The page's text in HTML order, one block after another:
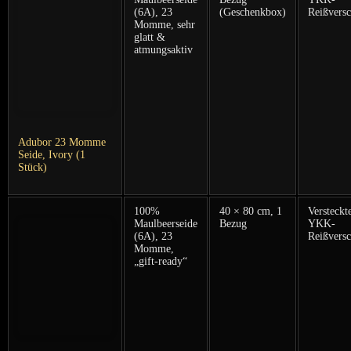
Adubor⁣ 23 Momme
Seide, Ivory (1
Stück)
(6A), 23
Momme, sehr
glatt &
atmungsaktiv
(Geschenkbox)
100%
Maulbeerseide
(6A), 23
Momme,
„gift-ready“
40 ‌× 80‍ cm, 1
Bezug
YKK-